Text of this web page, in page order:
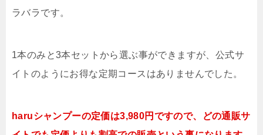
ラバラです。
1本のみと3本セットから選ぶ事ができますが、公式サ
イトのようにお得な定期コースはありませんでした。
haruシャンプーの定価は3,980円ですので、どの通販サ